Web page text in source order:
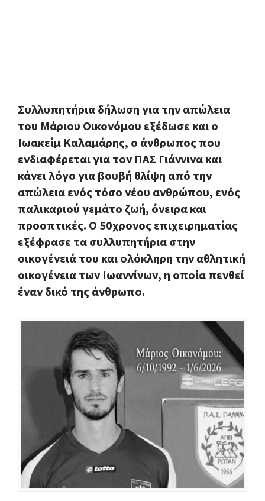
Συλλυπητήρια δήλωση για την απώλεια
του Μάριου Οικονόμου εξέδωσε και ο
Ιωακείμ Καλαμάρης, ο άνθρωπος που
ενδιαφέρεται για τον ΠΑΣ Γιάννινα και
κάνει λόγο για βουβή θλίψη από την
απώλεια ενός τόσο νέου ανθρώπου, ενός
παλικαριού γεμάτο ζωή, όνειρα και
προοπτικές. Ο 50χρονος επιχειρηματίας
εξέφρασε τα συλλυπητήρια στην
οικογένειά του και ολόκληρη την αθλητική
οικογένεια των Ιωαννίνων, η οποία πενθεί
έναν δικό της άνθρωπο.